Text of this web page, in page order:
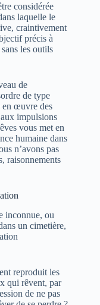
considérée
laquelle le
craintivement
précis à
les outils
de
de type
en œuvre des
aux impulsions
vous met en
humaine dans
n’avons pas
raisonnements
inconnue, ou
un cimetière,
reproduit les
qui rêvent, par
de ne pas